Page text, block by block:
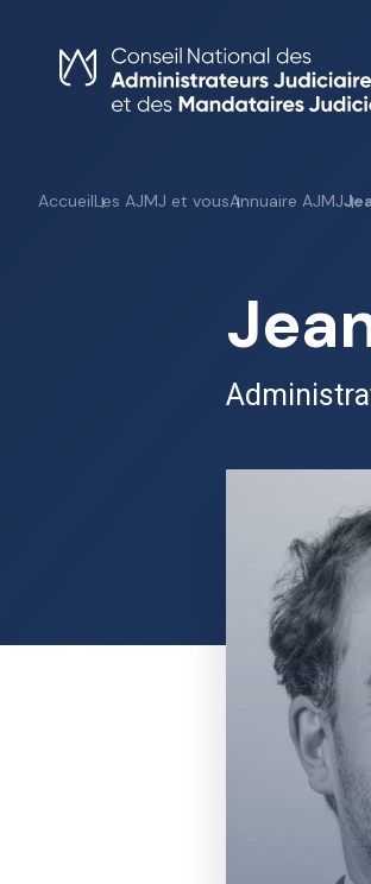
content
AccueilLes AJMJ et vousAnnuaire AJMJ